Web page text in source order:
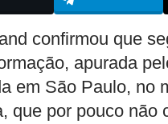
confirmou que
apurada
em São Paulo, no
que por pouco não